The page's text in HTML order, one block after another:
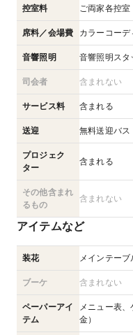
控室料 ご両家各控室
席料／会場費 カラーコー
音響照明 音響照明スタ
司会者 含まれない
サービス料 含まれる
送迎 無料送迎バ
プロジェク
ター
含まれる
その他含まれ
るもの
含まれない
アイテムなど
装花 メインテーブ
ブーケ 含まれない
ペーパーアイ
テム
メニュー表
金）